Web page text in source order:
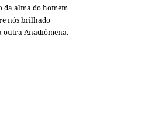
da alma do homem
nós brilhado
outra Anadiômena.